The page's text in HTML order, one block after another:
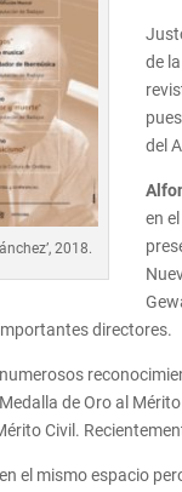
2018.
de
del
en
directores.
de Oro al
Civil.
el mismo espacio